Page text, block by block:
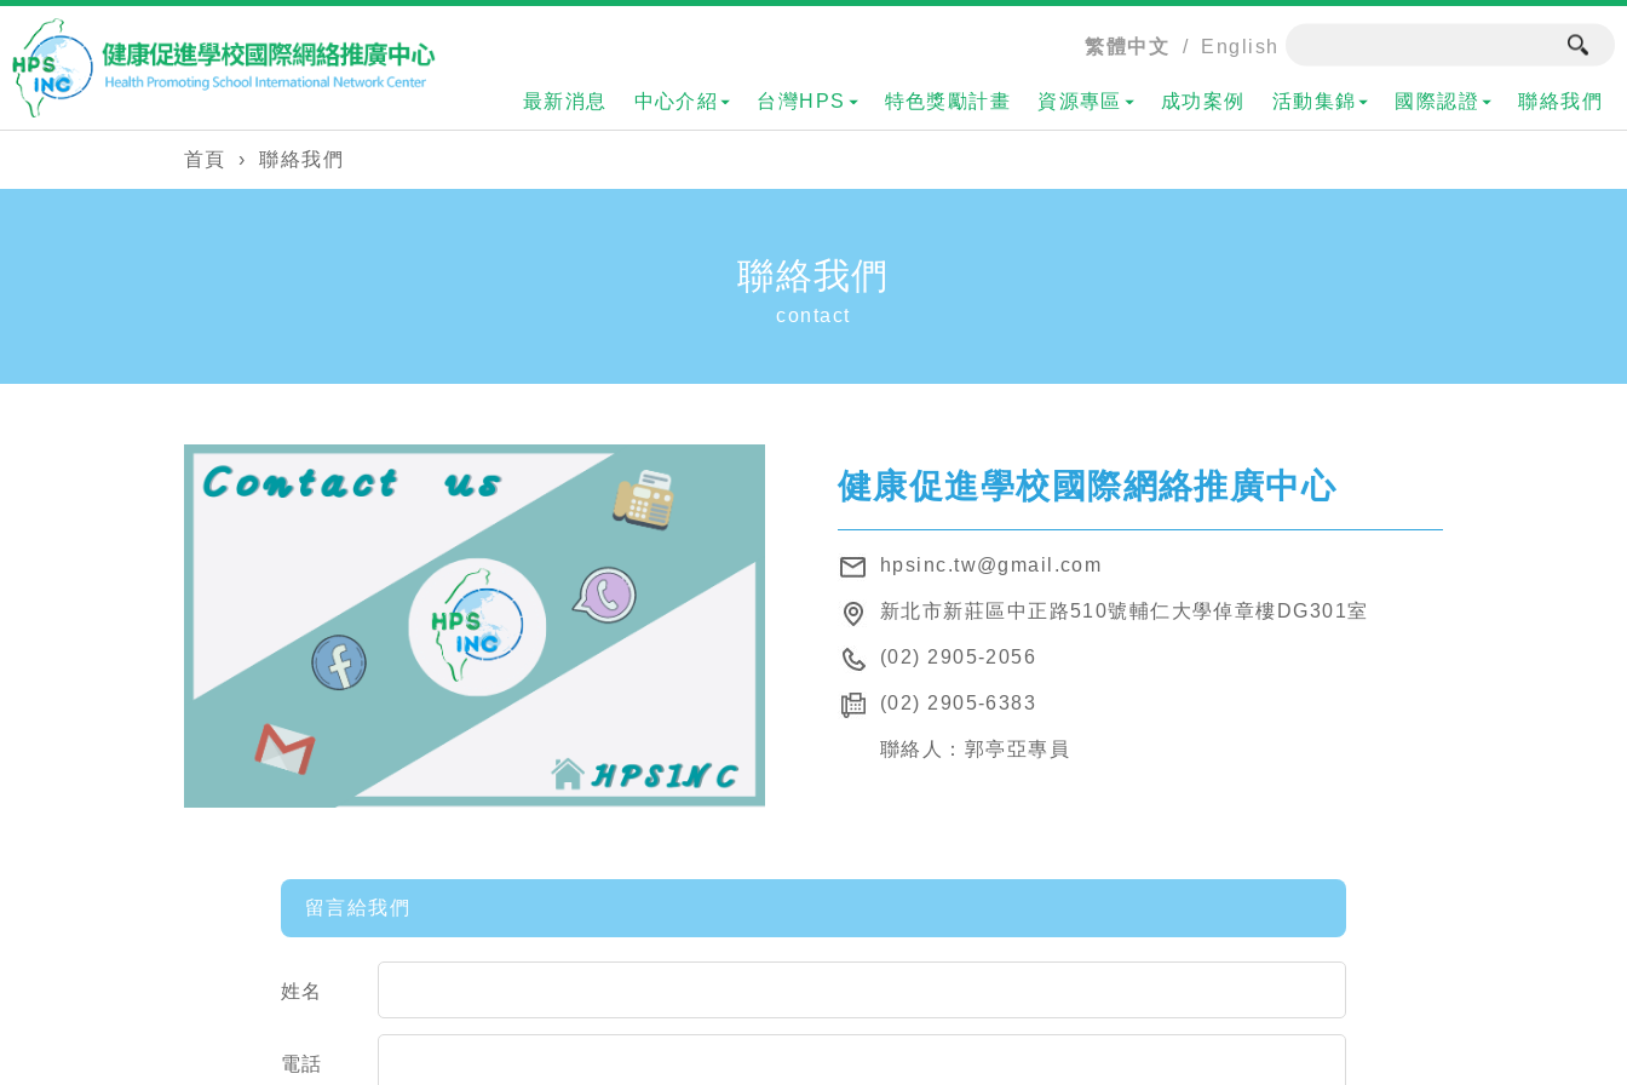
繁體中文 / English
最新消息 中心介紹 台灣HPS 特色獎勵計畫 資源專區 成功案例 活動集錦 國際認證 聯絡我們
首頁 › 聯絡我們
聯絡我們
contact
健康促進學校國際網絡推廣中心
hpsinc.tw@gmail.com
新北市新莊區中正路510號輔仁大學倬章樓DG301室
(02) 2905-2056
(02) 2905-6383
聯絡人：郭亭亞專員
留言給我們
姓名
電話